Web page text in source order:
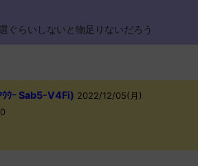
ぐらいしないと物足りないだろう
ｳｳｰ Sab5-V4Fi) 2022/12/05(月)